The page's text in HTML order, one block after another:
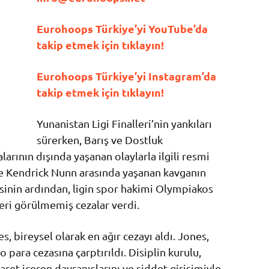
Eurohoops Türkiye’yi YouTube’da
takip etmek için tıklayın!
Eurohoops Türkiye’yi Instagram’da
takip etmek için tıklayın!
Yunanistan Ligi Finalleri’nin yankıları
sürerken, Barış ve Dostluk
dışında yaşanan olaylarla ilgili resmi
Nunn arasında yaşanan kavganın
ardından, ligin spor hakimi Olympiakos
görülmemiş cezalar verdi.
olarak en ağır cezayı aldı. Jones,
cezasına çarptırıldı. Disiplin kurulu,